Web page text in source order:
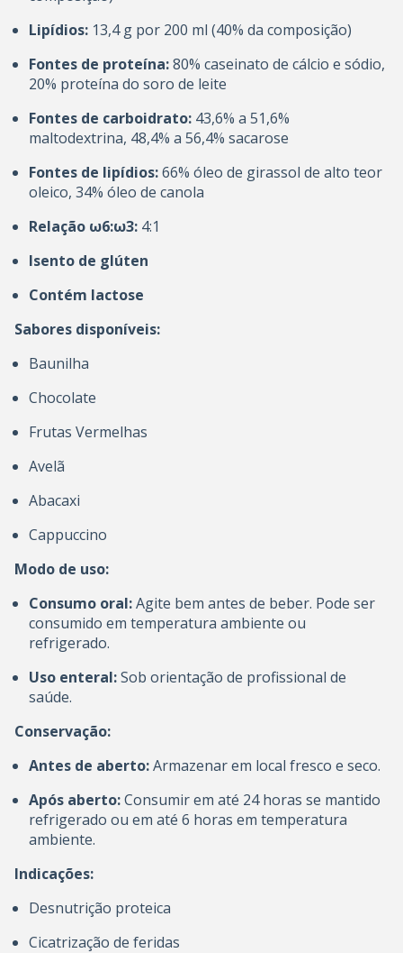
Lipídios: 13,4 g por 200 ml (40% da composição)
Fontes de proteína:80% caseinato de cálcio e sódio,
20% proteína do soro de leite
Fontes de carboidrato: 43,6% a 51,6%
maltodextrina, 48,4% a 56,4% sacarose
Fontes de lipídios:66% óleo de girassol de alto teor
oleico, 34% óleo de canola
Relação ω6:ω3: 4:1
Isento de glúten
Contém lactose
Sabores disponíveis:
Baunilha
Chocolate
Frutas Vermelhas
Avelã
Abacaxi
Cappuccino
Modo de uso:
Consumo oral:Agite bem antes de beber. Pode ser
consumido em temperatura ambiente ou
refrigerado.
Uso enteral:Sob orientação de profissional de
saúde.
Conservação:
Antes de aberto:Armazenar em local fresco e seco.
Após aberto:Consumir em até 24 horas se mantido
refrigerado ou em até 6 horas em temperatura
ambiente.
Indicações:
Desnutrição proteica
Cicatrização de feridas